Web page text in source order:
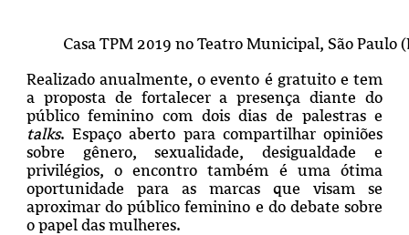
Casa TPM 2019 no Teatro Municipal, São Paulo
Realizado anualmente, o evento é gratuito e tem
a proposta de fortalecer a presença diante do
público feminino com dois dias de palestras e
talks. Espaço aberto para compartilhar opiniões
sobre gênero, sexualidade, desigualdade e
privilégios, o encontro também é uma ótima
oportunidade para as marcas que visam se
aproximar do público feminino e do debate sobre
o papel das mulheres.